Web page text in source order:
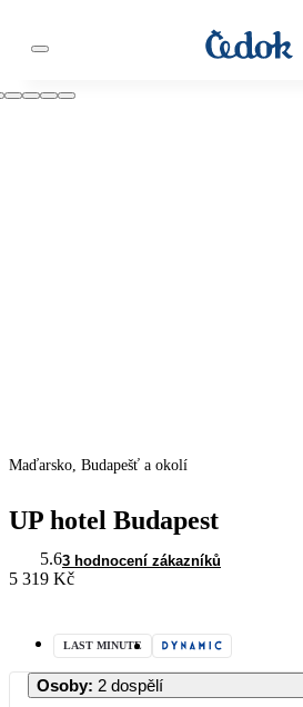
Maďarsko, Budapešť a okolí
UP hotel Budapest
5.63 hodnocení zákazníků
5 319 Kč
LAST MINUTE
Osoby: 2 dospělí